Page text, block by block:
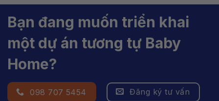
Bạn đang muốn triển khai
một dự án tương tự Baby
Home?
098 707 5454 Đăng ký tư vấn